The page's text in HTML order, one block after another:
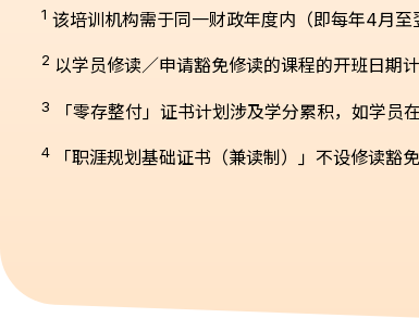
1 该培训机构需于同一财政年度内（即每年4月至
2 以学员修读／申请豁免修读的课程的开班日期计
3 「零存整付」证书计划涉及学分累积，如学员
4 「职涯规划基础证书（兼读制）」不设修读豁免